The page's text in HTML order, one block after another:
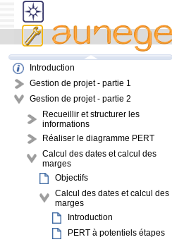
Introduction
Gestion de projet - partie 1
Gestion de projet - partie 2
Recueillir et structurer les
informations
Réaliser le diagramme PERT
Calcul des dates et calcul des
marges
Objectifs
Calcul des dates et calcul des
marges
Introduction
PERT à potentiels étapes